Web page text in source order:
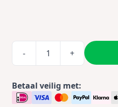
- +
Betaal veilig met: